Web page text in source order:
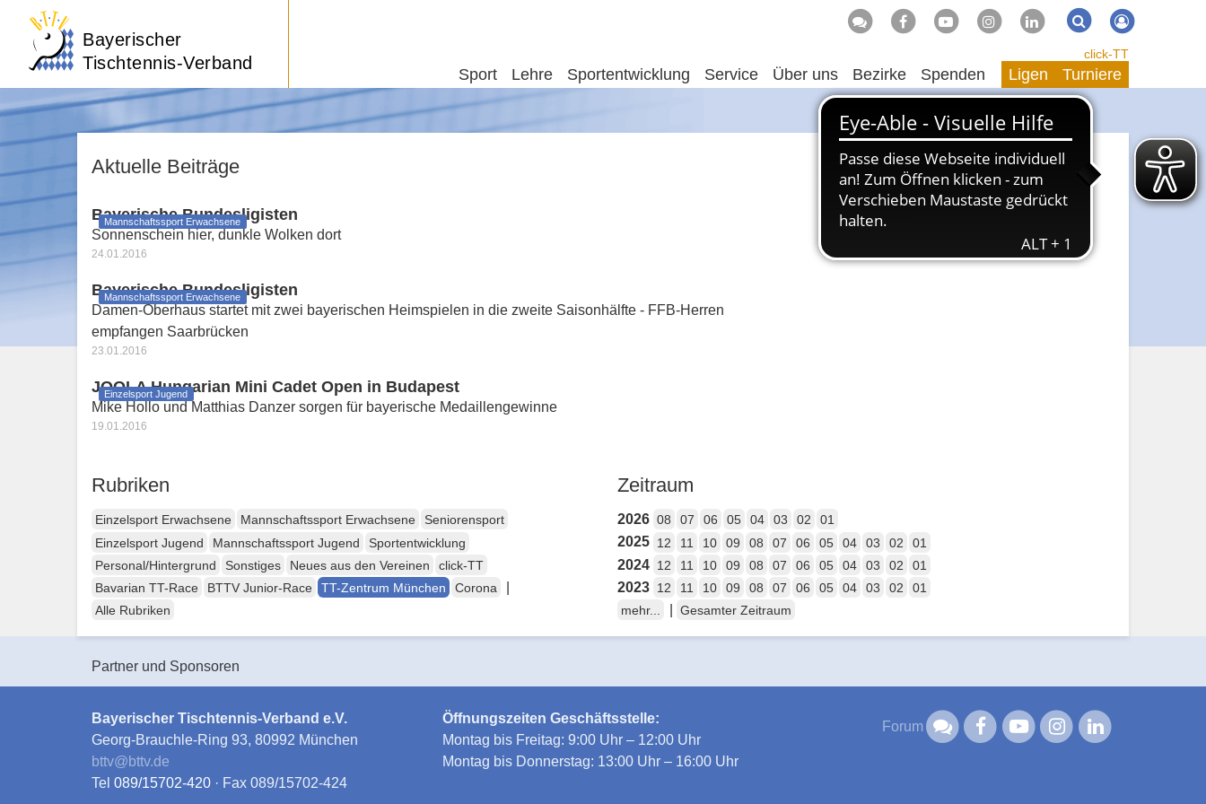
Bayerischer
Tischtennis-Verband
Suche Suchen
Sport Lehre Sportentwicklung Service Über uns Bezirke Spenden
click-TT
Ligen Turniere
Aktuelle Beiträge
Mannschaftssport Erwachsene
Bayerische Bundesligisten
Sonnenschein hier, dunkle Wolken dort
24.01.2016
Mannschaftssport Erwachsene
Bayerische Bundesligisten
Damen-Oberhaus startet mit zwei bayerischen Heimspielen in die zweite Saisonhälfte - FFB-Herren
empfangen Saarbrücken
23.01.2016
Einzelsport Jugend
JOOLA Hungarian Mini Cadet Open in Budapest
Mike Hollo und Matthias Danzer sorgen für bayerische Medaillengewinne
19.01.2016
Rubriken
Einzelsport Erwachsene Mannschaftssport Erwachsene
Seniorensport
Einzelsport Jugend
Mannschaftssport Jugend
Sportentwicklung
Personal/Hintergrund
Sonstiges Neues aus den Vereinen
click-TT
Bavarian TT-Race
BTTV Junior-Race TT-Zentrum München Corona
Alle Rubriken
Zeitraum
2026 08 07 06 05 04 03 02 01
2025 12 11 10 09 08 07 06 05 04 03 02 01
2024 12 11 10 09 08 07 06 05 04 03 02 01
2023 12 11 10 09 08 07 06 05 04 03 02
01
mehr...
Gesamter Zeitraum
Partner und Sponsoren
Bayerischer Tischtennis-Verband e.V.
Georg-Brauchle-Ring 93, 80992 München
bttv@bttv.de
Tel 089/15702-420 · Fax 089/15702-424
Öffnungszeiten Geschäftsstelle:
Montag bis Freitag: 9:00 Uhr – 12:00 Uhr
Montag bis Donnerstag: 13:00 Uhr – 16:00 Uhr
Forum